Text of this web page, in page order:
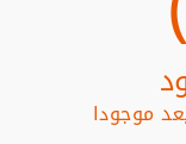
موجودا